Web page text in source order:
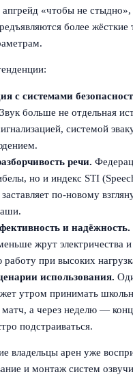
«чтобы не стыдно»,
более жёсткие
с системами
Звук больше не отдельная
системой
речи.
но и индекс STI
по-новому
и надёжность.
жрут электричества
работу при высоких
использования.
утром принимать
а через неделю —
подстраиваться.
владельцы арен уже
и монтаж систем